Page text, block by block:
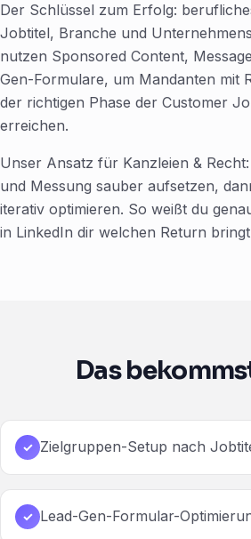
Der Schlüssel zum Erfolg:
Jobtitel, Branche und
nutzen Sponsored Content,
Gen-Formulare, um Mandanten mit
der richtigen Phase der Customer
erreichen.
Unser Ansatz für Kanzleien &
und Messung sauber aufsetzen,
iterativ optimieren. So weißt du
in LinkedIn dir welchen Return
Das
✓ Zielgruppen-Setup nach
✓ Lead-Gen-Formular-